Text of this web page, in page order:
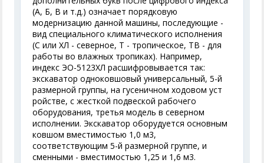
(А, Б, В и т.д.) означает порядковую
модернизацию данной машины, последующие -
вид специального климатического исполнения
(С или ХЛ - северное, Т - тропическое, ТВ - для
работы во влажных тропиках). Например,
индекс ЭО-5123ХЛ расшифровывается так:
экскаватор одноковшовый универсальный, 5-й
размерной группы, на гусеничном ходовом уст
ройстве, с жесткой подвеской рабочего
оборудования, третья модель в северном
исполнении. Экскаватор оборудуется основным
ковшом вместимостью 1,0 м3,
соответствующим 5-й размерной группе, и
сменными - вместимостью 1,25 и 1,6 м3.